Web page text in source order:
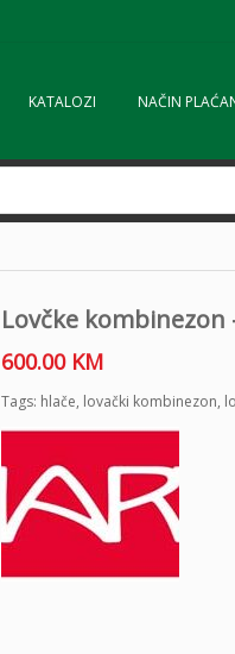
KATALOZI NAČIN
Lovčke kombinezon
600.00 KM
Tags: hlače, lovački kombinezon,